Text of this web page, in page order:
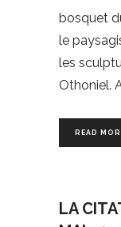
bosquet
le
les
Othoniel.
READ
LA